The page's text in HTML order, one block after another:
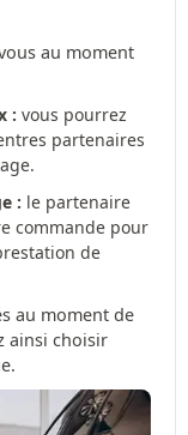
au moment
: vous pourrez
partenaires
: le partenaire
commande pour
de
au moment de
ainsi choisir